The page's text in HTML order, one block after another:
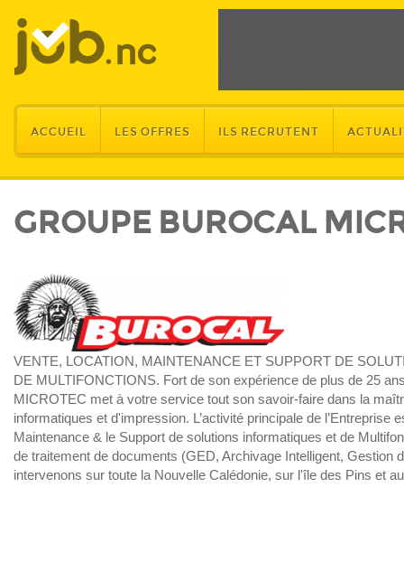
ACCUEIL LES OFFRES ILS RECRUTENT
GROUPE BUROCAL
VENTE, LOCATION, MAINTENANCE ET SUPPORT DE
DE MULTIFONCTIONS. Fort de son expérience de plus de 25
MICROTEC met à votre service tout son savoir-faire dans la
informatiques et d'impression. L’activité principale de l’Entreprise
Maintenance & le Support de solutions informatiques et de
de traitement de documents (GED, Archivage Intelligent, Gestion
intervenons sur toute la Nouvelle Calédonie, sur l'île des Pins et